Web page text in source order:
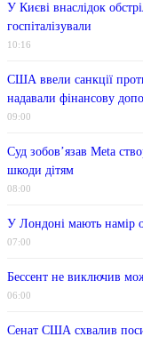
У Києві внаслідок
госпіталізували
10:16
США ввели санкції
надавали фінансову
09:00
Суд зобов’язав Meta
шкоди дітям
08:00
У Лондоні мають намір
07:00
Бессент не виключив
06:00
Сенат США схвалив